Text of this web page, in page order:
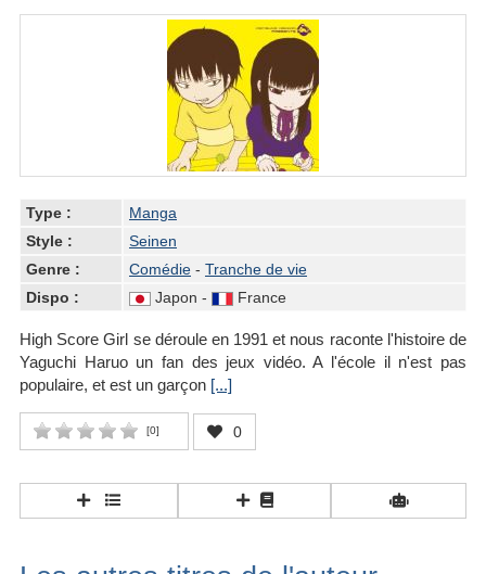
Type :
Manga
Style :
Seinen
Genre :
Comédie - Tranche de vie
Dispo :
Japon - France
High Score Girl se déroule en 1991 et nous raconte l'histoire de
Yaguchi Haruo un fan des jeux vidéo. A l'école il n'est pas
populaire, et est un garçon [...]
[0] 0